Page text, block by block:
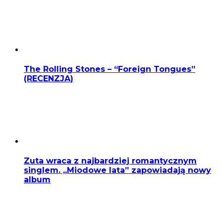
The Rolling Stones – “Foreign Tongues”
(RECENZJA)
Zuta wraca z najbardziej romantycznym
singlem. „Miodowe lata” zapowiadają nowy
album